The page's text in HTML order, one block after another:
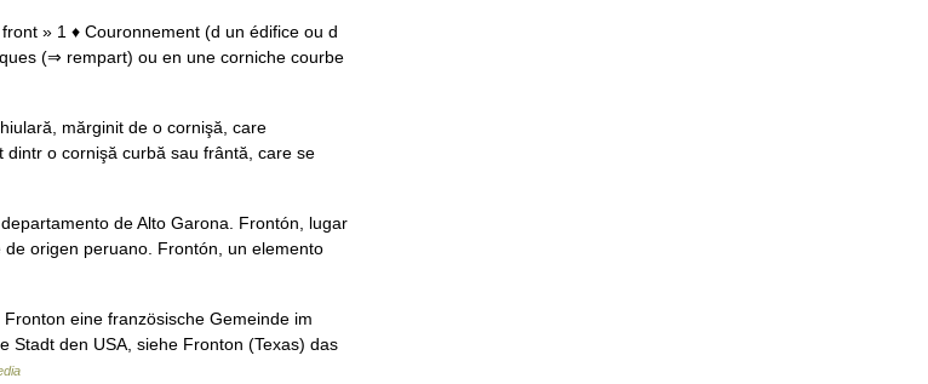
» 1 ♦ Couronnement (d un édifice ou d
(⇒ rempart) ou en une corniche courbe
mărginit de o cornişă, care
o cornişă curbă sau frântă, care se
de Alto Garona. Frontón, lugar
origen peruano. Frontón, un elemento
eine französische Gemeinde im
Stadt den USA, siehe Fronton (Texas) das